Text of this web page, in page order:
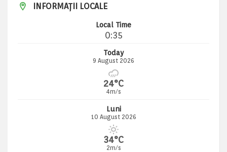
INFORMAȚII LOCALE
Local Time
0:35
Today
9 August 2026
24°C
4m/s
Luni
10 August 2026
34°C
2m/s